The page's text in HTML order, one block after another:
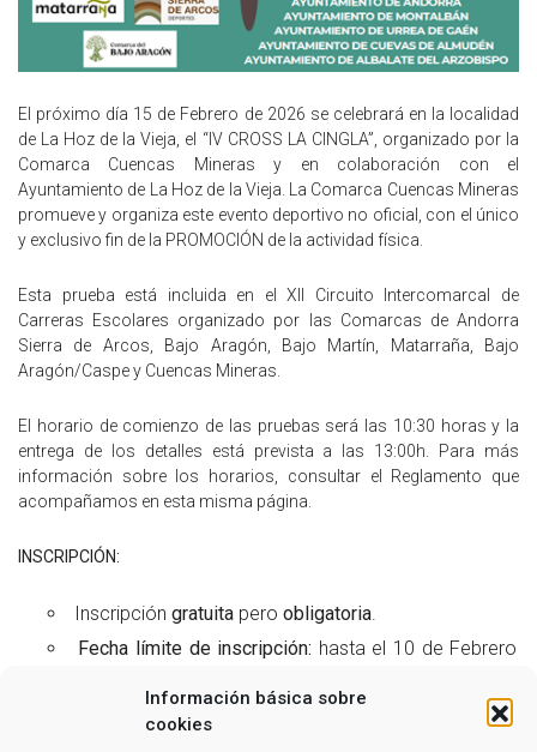
Información básica sobre
cookies
El próximo día 15 de Febrero de 2026 se celebrará en la localidad
de La Hoz de la Vieja, el “IV CROSS LA CINGLA”, organizado por la
Comarca Cuencas Mineras y en colaboración con el
Ayuntamiento de La Hoz de la Vieja. La Comarca Cuencas Mineras
promueve y organiza este evento deportivo no oficial, con el único
y exclusivo fin de la PROMOCIÓN de la actividad física.
Esta prueba está incluida en el XII Circuito Intercomarcal de
Carreras Escolares organizado por las Comarcas de Andorra
Sierra de Arcos, Bajo Aragón, Bajo Martín, Matarraña, Bajo
Aragón/Caspe y Cuencas Mineras.
El horario de comienzo de las pruebas será las 10:30 horas y la
entrega de los detalles está prevista a las 13:00h. Para más
información sobre los horarios, consultar el Reglamento que
acompañamos en esta misma página.
INSCRIPCIÓN:
Inscripción gratuita pero obligatoria.
Fecha límite de inscripción: hasta el 10 de Febrero